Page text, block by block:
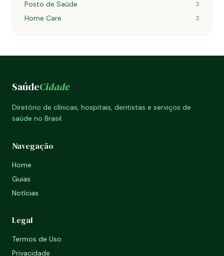
Posto de Saúde 2
Home Care 2
SaúdeCidade
Diretório de clínicas, hospitais, dentistas e serviços de
saúde no Brasil.
Navegação
Home
Guias
Notícias
Legal
Termos de Uso
Privacidade